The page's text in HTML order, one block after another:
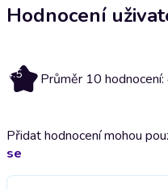
Hodnocení
4.5 Průměr 10 hodnocení:
Přidat hodnocení mohou
se